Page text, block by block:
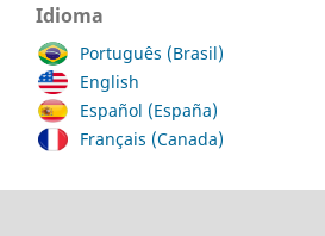
Idioma
Português (Brasil)
English
Español (España)
Français (Canada)